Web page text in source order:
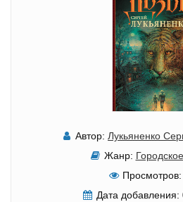
Автор: Лукьяненко
Жанр:
Просмотров:
Дата добавления: